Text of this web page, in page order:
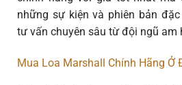
những sự kiện và phiên bản
tư vấn chuyên sâu từ đội ngũ am
Mua Loa Marshall Chính Hãng Ở